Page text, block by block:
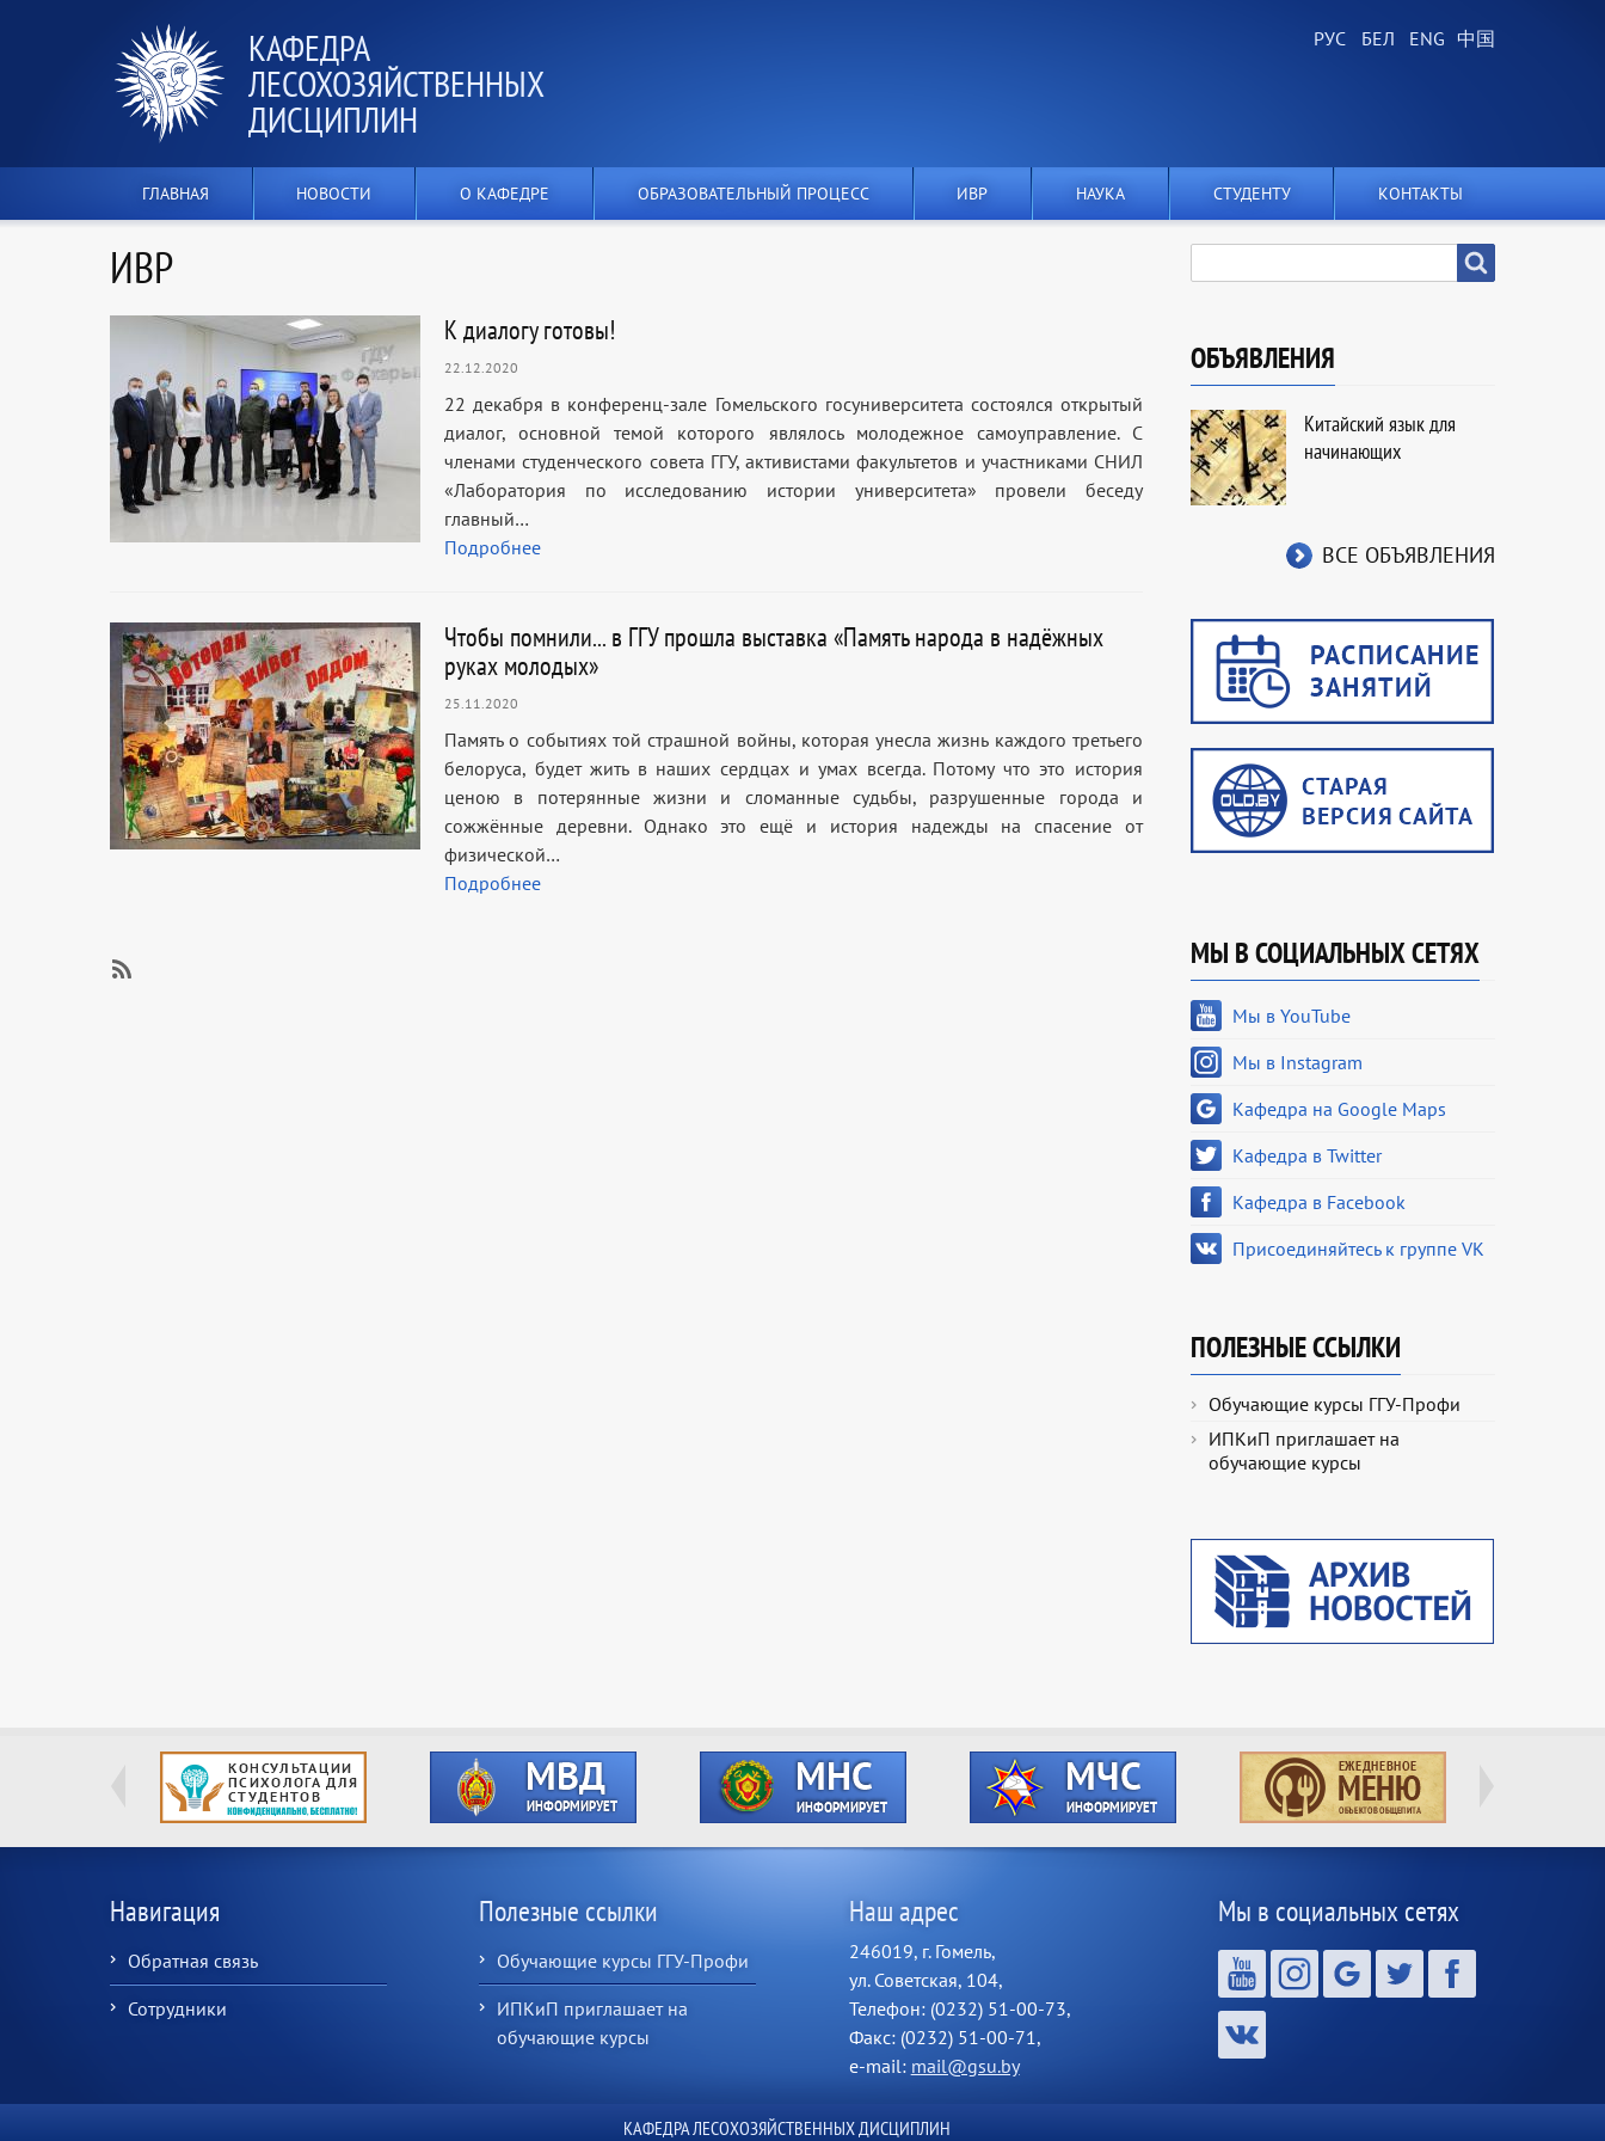
КАФЕДРА
ЛЕСОХОЗЯЙСТВЕННЫХ
ДИСЦИПЛИН
ГЛАВНАЯ НОВОСТИ О КАФЕДРЕ ОБРАЗОВАТЕЛЬНЫЙ ПРОЦЕСС ИВР НАУКА СТУДЕНТУ КОНТАКТЫ
ИВР
К диалогу готовы!
22.12.2020
22 декабря в конференц-зале Гомельского госуниверситета состоялся открытый
диалог, основной темой которого являлось молодежное самоуправление. С
членами студенческого совета ГГУ, активистами факультетов и участниками СНИЛ
«Лаборатория по исследованию истории университета» провели беседу
главный…
Подробнее
Чтобы помнили... в ГГУ прошла выставка «Память народа в надёжных
руках молодых»
25.11.2020
Память о событиях той страшной войны, которая унесла жизнь каждого третьего
белоруса, будет жить в наших сердцах и умах всегда. Потому что это история
ценою в потерянные жизни и сломанные судьбы, разрушенные города и
сожжённые деревни. Однако это ещё и история надежды на спасение от
физической…
Подробнее
ОБЪЯВЛЕНИЯ
Китайский язык для
начинающих
ВСЕ ОБЪЯВЛЕНИЯ
МЫ В СОЦИАЛЬНЫХ СЕТЯХ
Мы в YouTube
Мы в Instagram
Кафедра на Google Maps
Кафедра в Twitter
Кафедра в Facebook
Присоединяйтесь к группе VK
ПОЛЕЗНЫЕ ССЫЛКИ
Обучающие курсы ГГУ-Профи
ИПКиП приглашает на
обучающие курсы
Навигация
Обратная связь
Сотрудники
Полезные ссылки
Обучающие курсы ГГУ-Профи
ИПКиП приглашает на
обучающие курсы
Наш адрес
246019, г. Гомель,
ул. Советская, 104,
Телефон: (0232) 51-00-73,
Факс: (0232) 51-00-71,
e-mail: mail@gsu.by
Мы в социальных сетях
КАФЕДРА ЛЕСОХОЗЯЙСТВЕННЫХ ДИСЦИПЛИН